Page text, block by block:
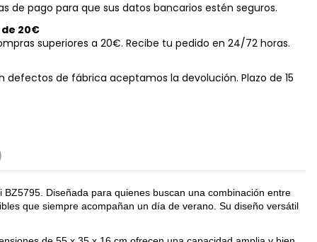
de pago para que sus datos bancarios estén seguros.
de 20€
superiores a 20€. Recibe tu pedido en 24/72 horas.
defectos de fábrica aceptamos la devolución. Plazo de 15
Diseñada para quienes buscan una combinación entre
que siempre acompañan un día de verano. Su diseño versátil